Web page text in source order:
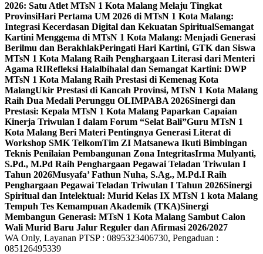
2026: Satu Atlet MTsN 1 Kota Malang Melaju Tingkat
ProvinsiHari Pertama UM 2026 di MTsN 1 Kota Malang:
Integrasi Kecerdasan Digital dan Kekuatan SpiritualSemangat
Kartini Menggema di MTsN 1 Kota Malang: Menjadi Generasi
Berilmu dan BerakhlakPeringati Hari Kartini, GTK dan Siswa
MTsN 1 Kota Malang Raih Penghargaan Literasi dari Menteri
Agama RIRefleksi Halalbihalal dan Semangat Kartini: DWP
MTsN 1 Kota Malang Raih Prestasi di Kemenag Kota
MalangUkir Prestasi di Kancah Provinsi, MTsN 1 Kota Malang
Raih Dua Medali Perunggu OLIMPABA 2026Sinergi dan
Prestasi: Kepala MTsN 1 Kota Malang Paparkan Capaian
Kinerja Triwulan I dalam Forum “Selat Bali”Guru MTsN 1
Kota Malang Beri Materi Pentingnya Generasi Literat di
Workshop SMK TelkomTim ZI Matsanewa Ikuti Bimbingan
Teknis Penilaian Pembangunan Zona IntegritasIrma Mulyanti,
S.Pd., M.Pd Raih Penghargaan Pegawai Teladan Triwulan I
Tahun 2026Musyafa’ Fathun Nuha, S.Ag., M.Pd.I Raih
Penghargaan Pegawai Teladan Triwulan I Tahun 2026Sinergi
Spiritual dan Intelektual: Murid Kelas IX MTsN 1 kota Malang
Tempuh Tes Kemampuan Akademik (TKA)Sinergi
Membangun Generasi: MTsN 1 Kota Malang Sambut Calon
Wali Murid Baru Jalur Reguler dan Afirmasi 2026/2027
WA Only, Layanan PTSP : 0895323406730, Pengaduan :
085126495339